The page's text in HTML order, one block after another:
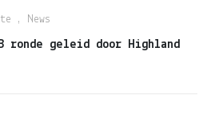
, News
ronde geleid door Highland